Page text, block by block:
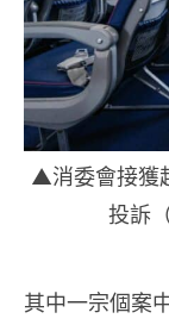
▲消委會接獲
投訴
其中一宗個案